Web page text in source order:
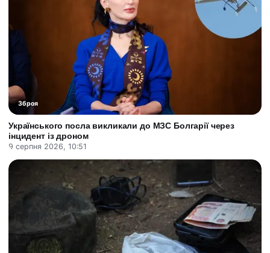
Зброя
Українського посла викликали до МЗС Болгарії через
інцидент із дроном
9 серпня 2026, 10:51